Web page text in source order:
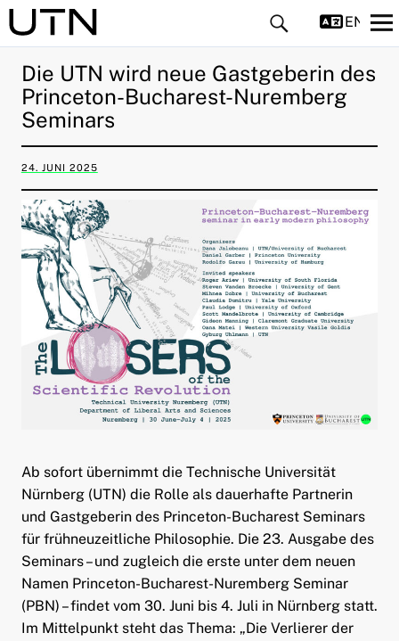
Menü aufklappen
Menü aufklappen
Menü aufklappen
Menü aufklappen
Menü aufklappen
Menü aufklappen
Die UTN wird neue Gastgeberin des
Princeton-Bucharest-Nuremberg
Seminars
24. JUNI 2025
Ab sofort übernimmt die Technische Universität
Nürnberg (UTN) die Rolle als dauerhafte Partnerin
und Gastgeberin des Princeton-Bucharest Seminars
für frühneuzeitliche Philosophie. Die 23. Ausgabe des
Seminars – und zugleich die erste unter dem neuen
Namen Princeton-Bucharest-Nuremberg Seminar
(PBN) – findet vom 30. Juni bis 4. Juli in Nürnberg statt.
Im Mittelpunkt steht das Thema: „Die Verlierer der